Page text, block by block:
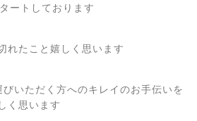
ートしております
れたこと嬉しく思います
いただく方へのキレイのお手伝いを
く思います